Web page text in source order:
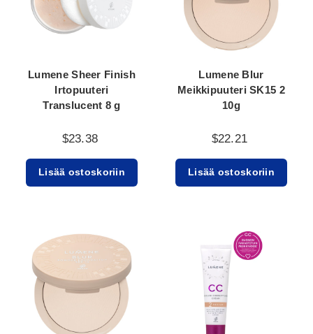
Lumene Sheer Finish
Irtopuuteri
Translucent 8 g
$23.38
Lisää ostoskoriin
Lumene Blur
Meikkipuuteri SK15 2
10g
$22.21
Lisää ostoskoriin